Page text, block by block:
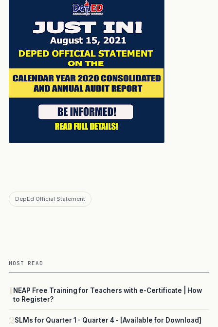
DepEd Official Statement
MOST READ
1NEAP Free Training for Teachers with e-Certificate | How
to Register?
2SLMs for Quarter 1 - Quarter 4 - [Available for Download]